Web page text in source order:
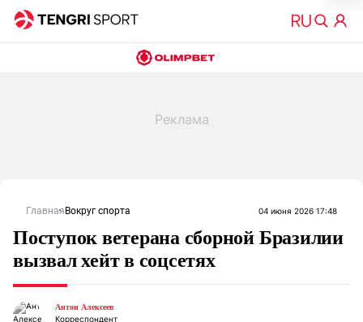
Главная Вокруг спорта 04 июня 2026 17:48
Поступок ветерана сборной Бразилии
вызвал хейт в соцсетях
Антон Алексеев
Корреспондент